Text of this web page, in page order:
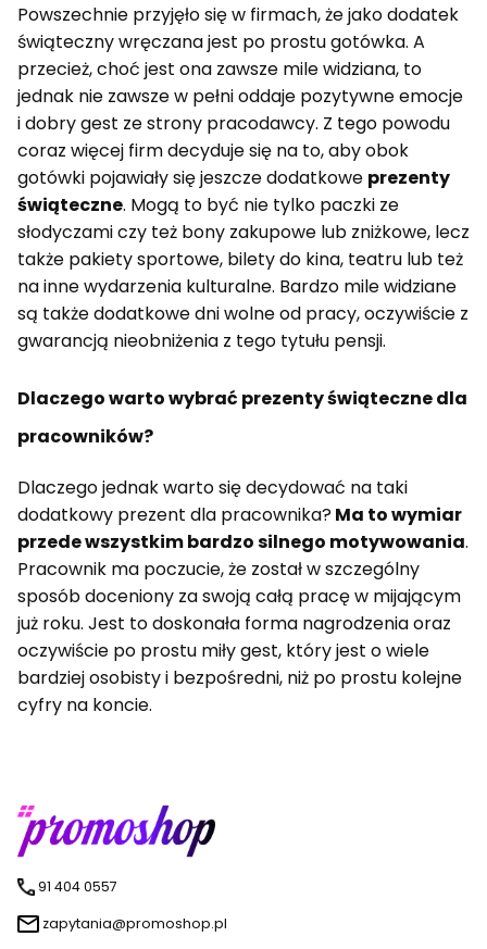
Powszechnie przyjęło się w firmach, że jako dodatek
świąteczny wręczana jest po prostu gotówka. A
przecież, choć jest ona zawsze mile widziana, to
jednak nie zawsze w pełni oddaje pozytywne emocje
i dobry gest ze strony pracodawcy. Z tego powodu
coraz więcej firm decyduje się na to, aby obok
gotówki pojawiały się jeszcze dodatkowe prezenty
świąteczne. Mogą to być nie tylko paczki ze
słodyczami czy też bony zakupowe lub zniżkowe, lecz
także pakiety sportowe, bilety do kina, teatru lub też
na inne wydarzenia kulturalne. Bardzo mile widziane
są także dodatkowe dni wolne od pracy, oczywiście z
gwarancją nieobniżenia z tego tytułu pensji.
Dlaczego warto wybrać prezenty świąteczne dla
pracowników?
Dlaczego jednak warto się decydować na taki
dodatkowy prezent dla pracownika?Ma to wymiar
przede wszystkim bardzo silnego motywowania.
Pracownik ma poczucie, że został w szczególny
sposób doceniony za swoją całą pracę w mijającym
już roku. Jest to doskonała forma nagrodzenia oraz
oczywiście po prostu miły gest, który jest o wiele
bardziej osobisty i bezpośredni, niż po prostu kolejne
cyfry na koncie.
91 404 0557
zapytania@promoshop.pl